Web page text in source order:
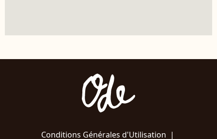
Conditions Générales d'Utilisation |